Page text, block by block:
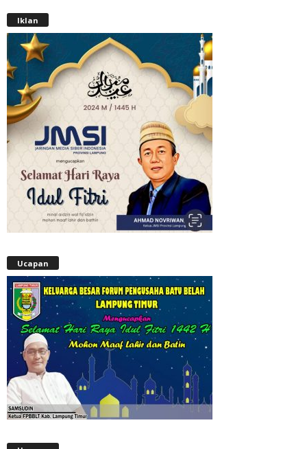
Iklan
Ucapan